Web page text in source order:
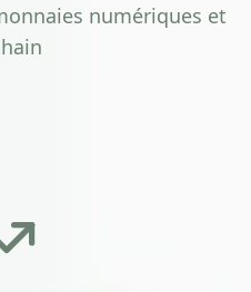
numériques et